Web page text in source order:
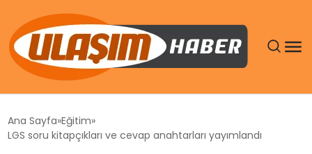
Ana Sayfa Eğitim
LGS soru kitapçıkları ve cevap anahtarları yayımlandı